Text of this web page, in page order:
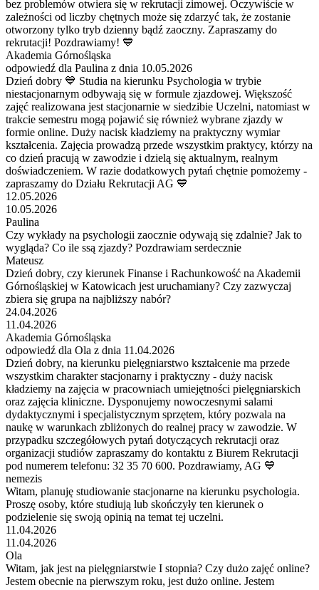
bez problemów otwiera się w rekrutacji zimowej. Oczywiście w
zależności od liczby chętnych może się zdarzyć tak, że zostanie
otworzony tylko tryb dzienny bądź zaoczny. Zapraszamy do
rekrutacji! Pozdrawiamy! 💙
Akademia Górnośląska
odpowiedź dla Paulina z dnia 10.05.2026
Dzień dobry 💙 Studia na kierunku Psychologia w trybie
niestacjonarnym odbywają się w formule zjazdowej. Większość
zajęć realizowana jest stacjonarnie w siedzibie Uczelni, natomiast w
trakcie semestru mogą pojawić się również wybrane zjazdy w
formie online. Duży nacisk kładziemy na praktyczny wymiar
kształcenia. Zajęcia prowadzą przede wszystkim praktycy, którzy na
co dzień pracują w zawodzie i dzielą się aktualnym, realnym
doświadczeniem. W razie dodatkowych pytań chętnie pomożemy -
zapraszamy do Działu Rekrutacji AG 💙
12.05.2026
10.05.2026
Paulina
Czy wykłady na psychologii zaocznie odywają się zdalnie? Jak to
wygląda? Co ile ssą zjazdy? Pozdrawiam serdecznie
Mateusz
Dzień dobry, czy kierunek Finanse i Rachunkowość na Akademii
Górnośląskiej w Katowicach jest uruchamiany? Czy zazwyczaj
zbiera się grupa na najbliższy nabór?
24.04.2026
11.04.2026
Akademia Górnośląska
odpowiedź dla Ola z dnia 11.04.2026
Dzień dobry, na kierunku pielęgniarstwo kształcenie ma przede
wszystkim charakter stacjonarny i praktyczny - duży nacisk
kładziemy na zajęcia w pracowniach umiejętności pielęgniarskich
oraz zajęcia kliniczne. Dysponujemy nowoczesnymi salami
dydaktycznymi i specjalistycznym sprzętem, który pozwala na
naukę w warunkach zbliżonych do realnej pracy w zawodzie. W
przypadku szczegółowych pytań dotyczących rekrutacji oraz
organizacji studiów zapraszamy do kontaktu z Biurem Rekrutacji
pod numerem telefonu: 32 35 70 600. Pozdrawiamy, AG 💙
nemezis
Witam, planuję studiowanie stacjonarne na kierunku psychologia.
Proszę osoby, które studiują lub skończyły ten kierunek o
podzielenie się swoją opinią na temat tej uczelni.
11.04.2026
11.04.2026
Ola
Witam, jak jest na pielęgniarstwie I stopnia? Czy dużo zajęć online?
Jestem obecnie na pierwszym roku, jest dużo online. Jestem